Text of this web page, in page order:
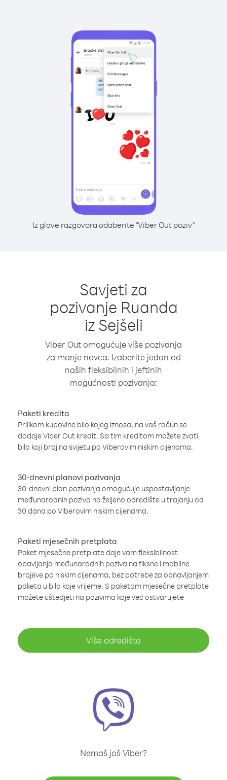
Iz glave razgovora odaberite "Viber Out poziv"
Savjeti za
pozivanje Ruanda
iz Sejšeli
Viber Out omogućuje više pozivanja
za manje novca. Izaberite jedan od
naših fleksibilnih i jeftinih
mogućnosti pozivanja:
Paketi kredita
Prilikom kupovine bilo kojeg iznosa, na vaš račun se
dodaje Viber Out kredit. Sa tim kreditom možete zvati
bilo koji broj na svijetu po Viberovim niskim cijenama.
30-dnevni planovi pozivanja
30-dnevni plan pozivanja omogućuje uspostavljanje
međunarodnih poziva na željeno odredište u trajanju od
30 dana po Viberovim niskim cijenama.
Paketi mjesečnih pretplata
Paket mjesečne pretplate daje vam fleksibilnost
obavljanja međunarodnih poziva na fiksne i mobilne
brojeve po niskim cijenama, bez potrebe za obnavljanjem
paketa u bilo koje vrijeme. S paketom mjesečne pretplate
možete uštedjeti na pozivima koje već ostvarujete
Više odredišta
Nemaš još Viber?